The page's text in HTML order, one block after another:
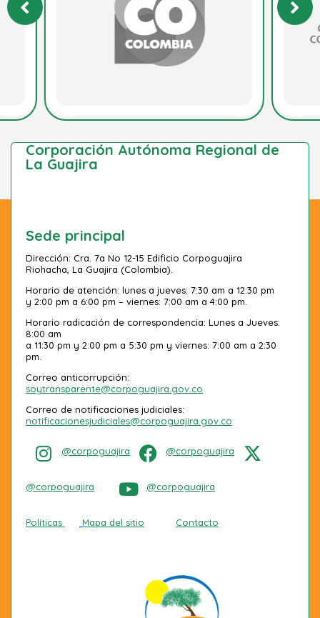
Corporación Autónoma Regional de
La Guajira
Sede principal
Dirección: Cra. 7a No 12-15 Edificio Corpoguajira
Riohacha, La Guajira (Colombia).
Horario de atención: lunes a jueves: 7:30 am a 12:30 pm
y 2:00 pm a 6:00 pm – viernes: 7:00 am a 4:00 pm.
Horario radicación de correspondencia: Lunes a Jueves:
8:00 am
a 11:30 pm y 2:00 pm a 5:30 pm y viernes: 7:00 am a 2:30
pm.
Correo anticorrupción:
soytransparente@corpoguajira.gov.co
Correo de notificaciones judiciales:
notificacionesjudiciales@corpoguajira.gov.co
@corpoguajira @corpoguajira
@corpoguajira @corpoguajira
Políticas Mapa del sitio Contacto